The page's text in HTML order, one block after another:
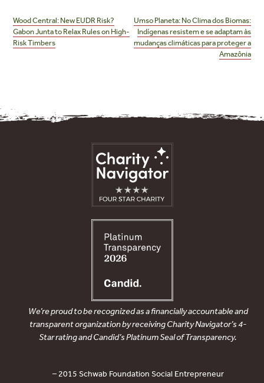
navigation
Wood Central: New EUDR Risk?
Gabon Junta to Relax Rules on High-
Risk Timbers
Umso Planeta: No Clima dos Biomas:
Indígenas resistem e se adaptam às
mudanças climáticas para proteger a
Amazônia
We’re proud to be recognized as a financially accountable and
transparent organization by receiving Charity Navigator’s 4-
Star rating and Candid’s Platinum Seal of Transparency.
– 2015 Schwab Foundation Social Entrepreneur